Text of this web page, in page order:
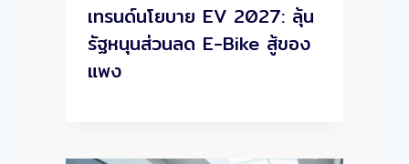
เทรนด์นโยบาย EV 2027: ลุ้น
รัฐหนุนส่วนลด E-Bike สู้ของ
แพง